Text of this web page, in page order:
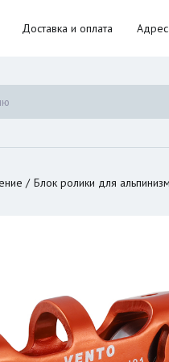
Доставка и оплата
Блок ролики для